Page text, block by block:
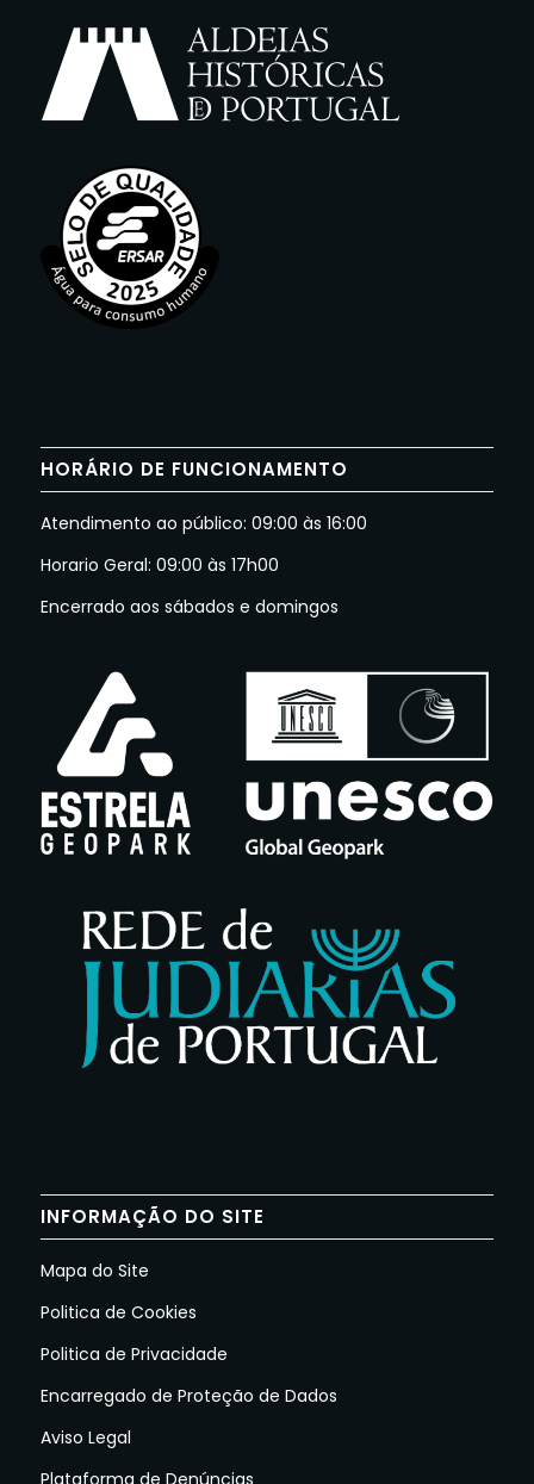
HORÁRIO DE FUNCIONAMENTO
Atendimento ao público: 09:00 às 16:00
Horario Geral: 09:00 às 17h00
Encerrado aos sábados e domingos
INFORMAÇÃO DO SITE
Mapa do Site
Politica de Cookies
Politica de Privacidade
Encarregado de Proteção de Dados
Aviso Legal
Plataforma de Denúncias